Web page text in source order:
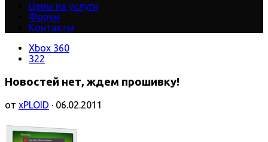
Цены на услуги
Форум
Контакты
Xbox 360
322
Новостей нет, ждем прошивку!
от xPLOID · 06.02.2011